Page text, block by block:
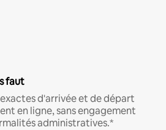
faut
d'arrivée et de départ
en ligne, sans engagement
administratives.*